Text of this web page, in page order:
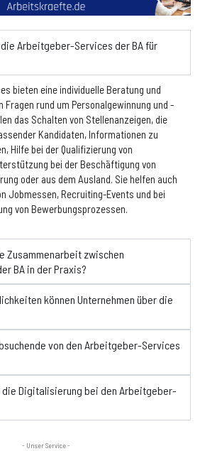
Arbeitgeber-Services der BA für
bieten eine individuelle Beratung und
rund um Personalgewinnung und -
das Schalten von Stellenanzeigen, die
Kandidaten, Informationen zu
Hilfe bei der Qualifizierung von
bei der Beschäftigung von
oder aus dem Ausland. Sie helfen auch
Jobmessen, Recruiting-Events und bei
von Bewerbungsprozessen.
Zusammenarbeit zwischen
BA in der Praxis?
können Unternehmen über die
von den Arbeitgeber-Services
die Digitalisierung bei den Arbeitgeber-
- Unser Service -